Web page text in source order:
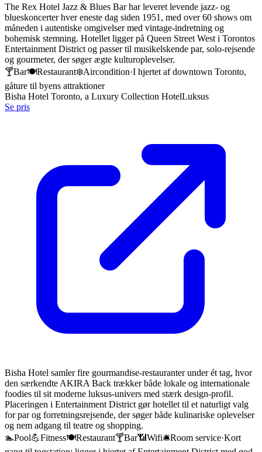
The Rex Hotel Jazz & Blues Bar har leveret levende jazz- og
blueskoncerter hver eneste dag siden 1951, med over 60 shows om
måneden i autentiske omgivelser med vintage-indretning og
bohemisk stemning. Hotellet ligger på Queen Street West i Torontos
Entertainment District og passer til musikelskende par, solo-rejsende
og gourmeter, der søger ægte kulturoplevelser.
🍸Bar🍽️Restaurant❄️Aircondition·I hjertet af downtown Toronto,
gåture til byens attraktioner
Bisha Hotel Toronto, a Luxury Collection HotelLuksus
Se pris
Bisha Hotel samler fire gourmandise-restauranter under ét tag, hvor
den særkendte AKIRA Back trækker både lokale og internationale
foodies til sit moderne luksus-univers med stærk design-profil.
Placeringen i Entertainment District gør hotellet til et naturligt valg
for par og forretningsrejsende, der søger både kulinariske oplevelser
og nem adgang til teatre og shopping.
🏊Pool💪Fitness🍽️Restaurant🍸Bar📶 Wifi🛎️Room service·Kort